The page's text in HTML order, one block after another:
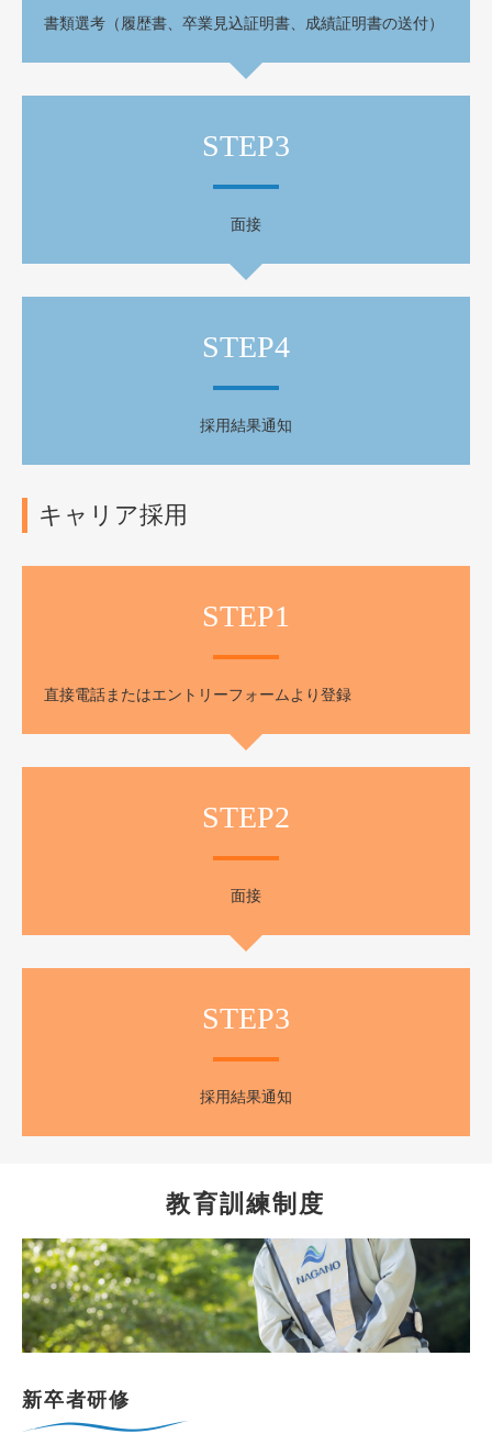
書類選考（履歴書、卒業見込証明書、成績証明書の送付）
STEP3
面接
STEP4
採用結果通知
キャリア採用
STEP1
直接電話またはエントリーフォームより登録
STEP2
面接
STEP3
採用結果通知
教育訓練制度
新卒者研修